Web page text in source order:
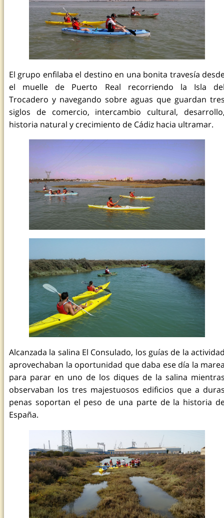
El grupo enfilaba el destino en una bonita travesía
el muelle de Puerto Real recorriendo la Isla
Trocadero y navegando sobre aguas que guardan
siglos de comercio, intercambio cultural,
historia natural y crecimiento de Cádiz hacia ultramar.
Alcanzada la salina El Consulado, los guías de la
aprovechaban la oportunidad que daba ese día la
para parar en uno de los diques de la salina
observaban los tres majestuosos edificios que a
penas soportan el peso de una parte de la historia
España.